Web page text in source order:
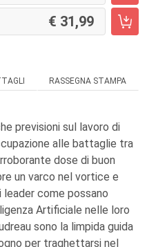
31,99
RASSEGNA STAMPA
previsioni sul lavoro di
alle battaglie tra
dose di buon
un varco nel vortice e
come possano
Artificiale nelle loro
sono la limpida guida
per traghettarsi nel